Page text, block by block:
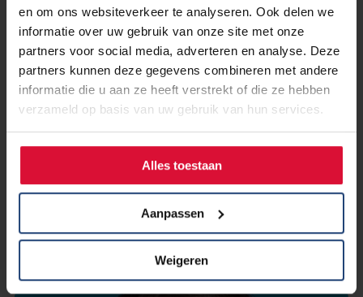
en om ons websiteverkeer te analyseren. Ook delen we
informatie over uw gebruik van onze site met onze
partners voor social media, adverteren en analyse. Deze
partners kunnen deze gegevens combineren met andere
informatie die u aan ze heeft verstrekt of die ze hebben
verzameld op basis van uw gebruik van hun services.
Alles toestaan
Aanpassen
Weigeren
nieuwe methode van
immuuntherapie?
Lees verder